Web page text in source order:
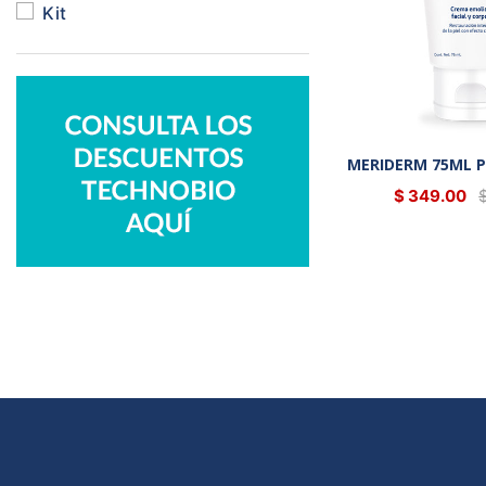
Kit
MERIDERM 75ML
$ 349.00